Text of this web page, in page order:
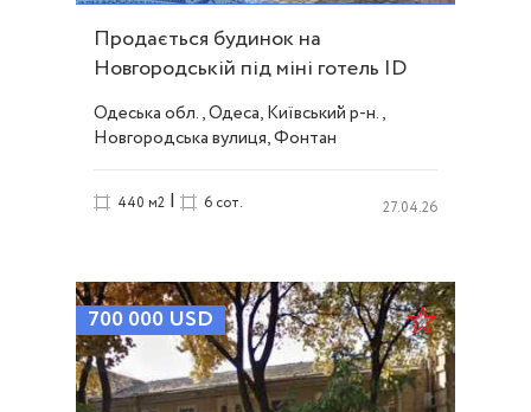
Продається будинок на
Новгородській під міні готель ID
17301
Одеська обл., Одеса, Київський р-н.,
Новгородська вулиця, Фонтан
440 м2 | 6 сот. 27.04.26
700 000 USD